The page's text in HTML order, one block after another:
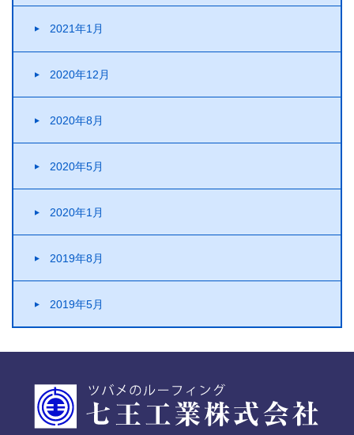
2021年1月
2020年12月
2020年8月
2020年5月
2020年1月
2019年8月
2019年5月